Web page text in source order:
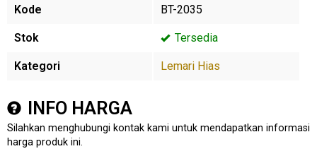
Kode BT-2035
Stok Tersedia
Kategori Lemari Hias
INFO HARGA
Silahkan menghubungi kontak kami untuk mendapatkan informasi
harga produk ini.